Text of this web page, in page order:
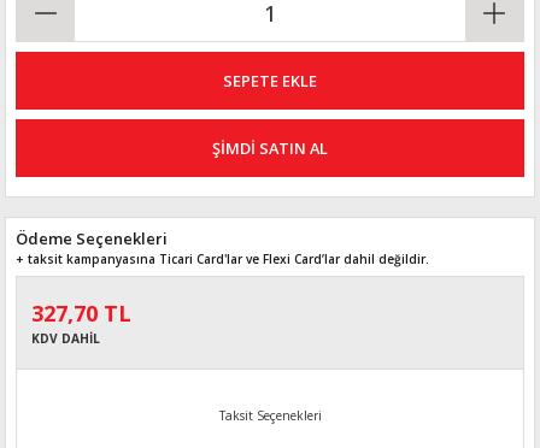
SEPETE EKLE
ŞİMDİ SATIN AL
Ödeme Seçenekleri
+ taksit kampanyasına Ticari Card'lar ve Flexi Card’lar dahil değildir.
327,70 TL
KDV DAHİL
Taksit Seçenekleri